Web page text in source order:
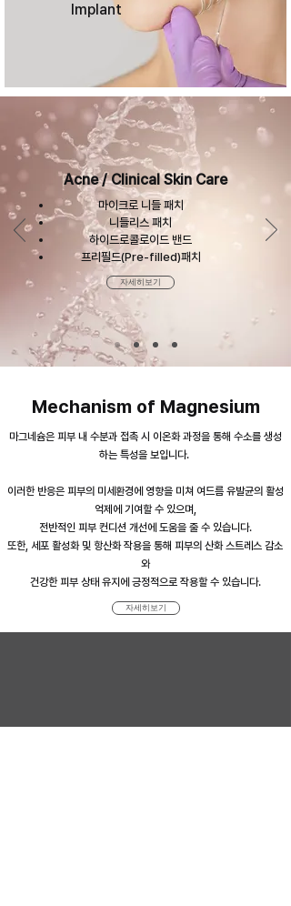
Implant
Acne / Clinical Skin Care
마이크로 니들 패치
니들리스 패치
하이드로콜로이드 밴드
프리필드(Pre-filled)패치
자세히보기
Mechanism of Magnesium
마그네슘은 피부 내 수분과 접촉 시 이온화 과정을 통해 수소를 생성
하는 특성을 보입니다.
이러한 반응은 피부의 미세환경에 영향을 미쳐 여드름 유발균의 활성
억제에 기여할 수 있으며,
전반적인 피부 컨디션 개선에 도움을 줄 수 있습니다.
또한, 세포 활성화 및 항산화 작용을 통해 피부의 산화 스트레스 감소
와
건강한 피부 상태 유지에 긍정적으로 작용할 수 있습니다.
자세히보기